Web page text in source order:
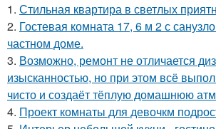
1. Стильная квартира в светлых
2. Гостевая комната 17, 6 м 2 с
частном доме.
3. Возможно, ремонт не отличается
изысканностью, но при этом всё
чисто и создаёт тёплую домашнюю
4. Проект комнаты для девочкм